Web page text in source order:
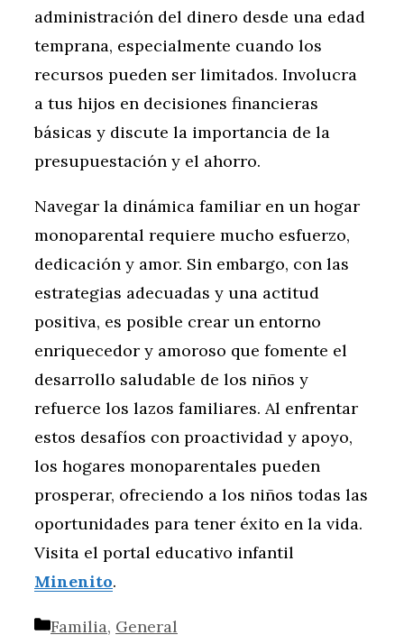
administración del dinero desde una edad
temprana, especialmente cuando los
recursos pueden ser limitados. Involucra
a tus hijos en decisiones financieras
básicas y discute la importancia de la
presupuestación y el ahorro.
Navegar la dinámica familiar en un hogar
monoparental requiere mucho esfuerzo,
dedicación y amor. Sin embargo, con las
estrategias adecuadas y una actitud
positiva, es posible crear un entorno
enriquecedor y amoroso que fomente el
desarrollo saludable de los niños y
refuerce los lazos familiares. Al enfrentar
estos desafíos con proactividad y apoyo,
los hogares monoparentales pueden
prosperar, ofreciendo a los niños todas las
oportunidades para tener éxito en la vida.
Visita el portal educativo infantil
Minenito.
Categorías
Familia, General